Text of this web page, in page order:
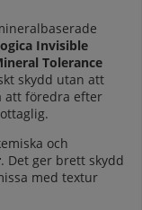
Invisible
Tolerance
skydd utan att
att föredra efter
och
. Det ger brett skydd
med textur